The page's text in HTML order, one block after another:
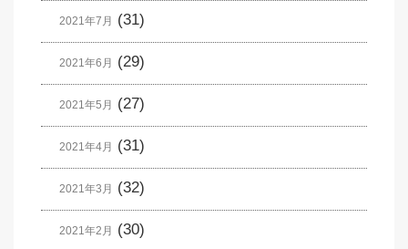
2021年7月 (31)
2021年6月 (29)
2021年5月 (27)
2021年4月 (31)
2021年3月 (32)
2021年2月 (30)